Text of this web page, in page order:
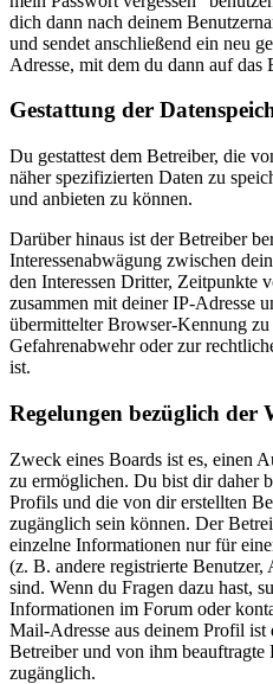
dich dann nach deinem
und sendet anschließend ein neu
Adresse, mit dem du dann auf das
Gestattung der
Du gestattest dem Betreiber, die
näher spezifizierten Daten zu
und anbieten zu können.
Darüber hinaus ist der Betreiber
Interessenabwägung zwischen
den Interessen Dritter, Zeitpunkte
zusammen mit deiner IP-Adresse
übermittelter Browser-Kennung
Gefahrenabwehr oder zur
ist.
Regelungen bezüglich der
Zweck eines Boards ist es, einen
zu ermöglichen. Du bist dir daher
Profils und die von dir erstellten
zugänglich sein können. Der
einzelne Informationen nur für
(z. B. andere registrierte
sind. Wenn du Fragen dazu hast,
Informationen im Forum oder
Mail-Adresse aus deinem Profil ist
Betreiber und von ihm beauftragte
zugänglich.